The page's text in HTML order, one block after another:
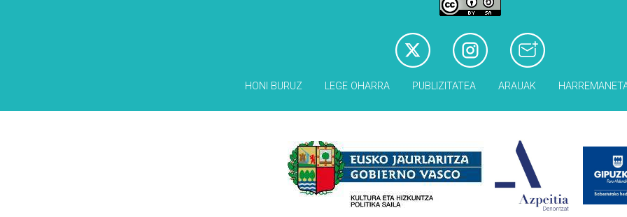
HONI BURUZ LEGE OHARRA PUBLIZITATEA ARAUAK